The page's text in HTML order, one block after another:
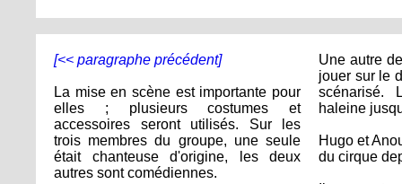
[<< paragraphe précédent]
La mise en scène est importante pour
elles ; plusieurs costumes et
accessoires seront utilisés. Sur les
trois membres du groupe, une seule
était chanteuse d'origine, les deux
autres sont comédiennes.
Une autre
jouer sur le
scénarisé.
haleine
Hugo et
du cirque